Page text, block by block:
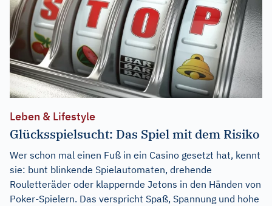
Leben & Lifestyle
Glücksspielsucht: Das Spiel mit dem Risiko
Wer schon mal einen Fuß in ein Casino gesetzt hat, kennt
sie: bunt blinkende Spielautomaten, drehende
Rouletteräder oder klappernde Jetons in den Händen von
Poker-Spielern. Das verspricht Spaß, Spannung und hohe